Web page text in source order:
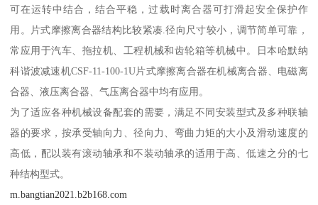
可在运转中结合，结合平稳，过载时离合器可打滑起安全保护作
用。片式摩擦离合器结构比较紧凑.径向尺寸较小，调节简单可靠，
常应用于汽车、拖拉机、工程机械和齿轮箱等机械中。日本哈默纳
科谐波减速机CSF-11-100-1U片式摩擦离合器在机械离合器、电磁离
合器、液压离合器、气压离合器中均有应用。
为了适应各种机械设备配套的需要，满足不同安装型式及多种联轴
器的要求，按承受轴向力、径向力、弯曲力矩的大小及滑动速度的
高低，配以装有滚动轴承和不装动轴承的适用于高、低速之分的七
种结构型式。
m.bangtian2021.b2b168.com